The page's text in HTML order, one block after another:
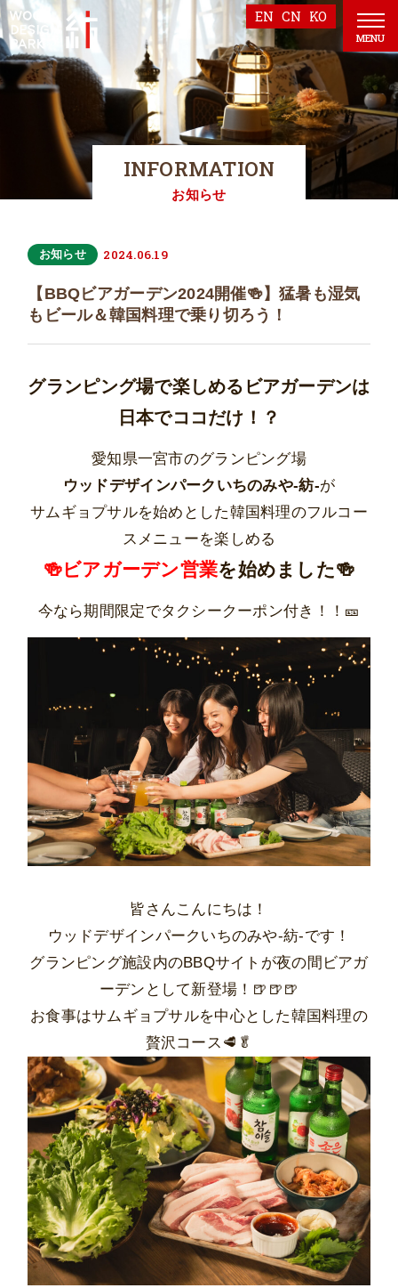
EN CN KO
INFORMATION
お知らせ
お知らせ 2024.06.19
【BBQビアガーデン2024開催🍻】猛暑も湿気
もビール＆韓国料理で乗り切ろう！
グランピング場で楽しめるビアガーデンは
日本でココだけ！？
愛知県一宮市のグランピング場
ウッドデザインパークいちのみや-紡-が
サムギョプサルを始めとした韓国料理のフルコー
スメニューを楽しめる
🍻ビアガーデン営業を始めました🍻
今なら期間限定でタクシークーポン付き！！🎫
皆さんこんにちは！
ウッドデザインパークいちのみや-紡-です！
グランピング施設内のBBQサイトが夜の間ビアガ
ーデンとして新登場！🍺🍺🍺
お食事はサムギョプサルを中心とした韓国料理の
贅沢コース🥩🥬
MENU